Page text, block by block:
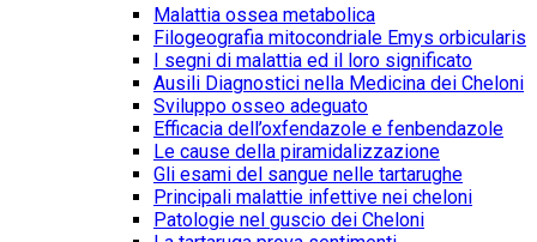
Malattia ossea metabolica
Filogeografia mitocondriale Emys orbicularis
I segni di malattia ed il loro significato
Ausili Diagnostici nella Medicina dei Cheloni
Sviluppo osseo adeguato
Efficacia dell’oxfendazole e fenbendazole
Le cause della piramidalizzazione
Gli esami del sangue nelle tartarughe
Principali malattie infettive nei cheloni
Patologie nel guscio dei Cheloni